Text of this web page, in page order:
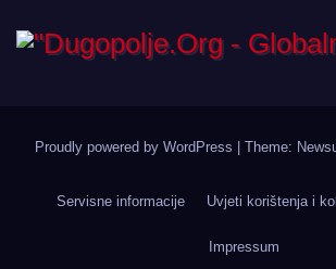
Proudly powered by WordPress Theme:
Servisne informacije Uvjeti korištenja i
Impressum